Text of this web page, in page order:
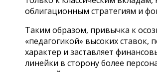
облигационным стратегиям и
Таким образом, привычка к
«педагогикой» высоких
характер и заставляет
линейки в сторону более